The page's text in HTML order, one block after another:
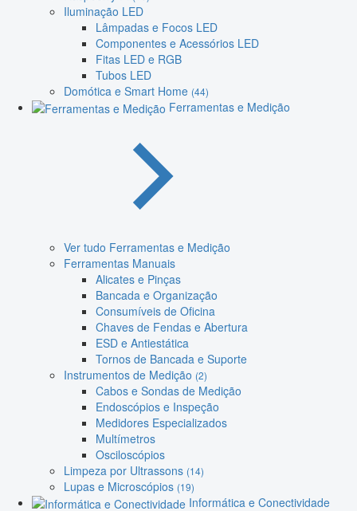
Iluminação LED
Lâmpadas e Focos LED
Componentes e Acessórios LED
Fitas LED e RGB
Tubos LED
Domótica e Smart Home (44)
Ferramentas e Medição
Ver tudo Ferramentas e Medição
Ferramentas Manuais
Alicates e Pinças
Bancada e Organização
Consumíveis de Oficina
Chaves de Fendas e Abertura
ESD e Antiestática
Tornos de Bancada e Suporte
Instrumentos de Medição (2)
Cabos e Sondas de Medição
Endoscópios e Inspeção
Medidores Especializados
Multímetros
Osciloscópios
Limpeza por Ultrassons (14)
Lupas e Microscópios (19)
Informática e Conectividade